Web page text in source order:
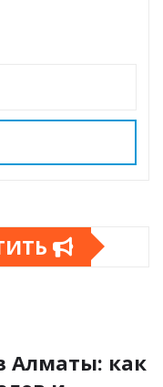
Алматы: как